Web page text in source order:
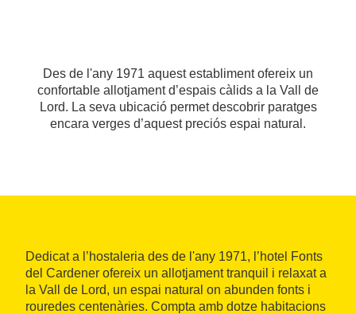
Des de l'any 1971 aquest establiment ofereix un
confortable allotjament d’espais càlids a la Vall de
Lord. La seva ubicació permet descobrir paratges
encara verges d’aquest preciós espai natural.
Dedicat a l’hostaleria des de l'any 1971, l’hotel Fonts
del Cardener ofereix un allotjament tranquil i relaxat a
la Vall de Lord, un espai natural on abunden fonts i
rouredes centenàries. Compta amb dotze habitacions